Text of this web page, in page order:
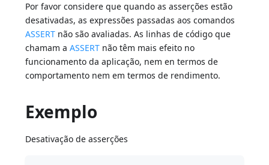
Por favor considere que quando as asserções estão
desativadas, as expressões passadas aos comandos
ASSERT não são avaliadas. As linhas de código que
chamam aASSERT não têm mais efeito no
funcionamento da aplicação, nem en termos de
comportamento nem em termos de rendimento.
Exemplo
Desativação de asserções